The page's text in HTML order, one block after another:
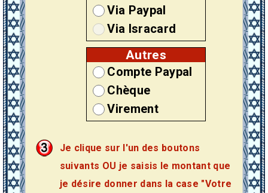
Via Paypal
Via Isracard
Autres
Compte Paypal
Chèque
Virement
Je clique sur l'un des boutons
suivants OU je saisis le montant que
je désire donner dans la case "Votre